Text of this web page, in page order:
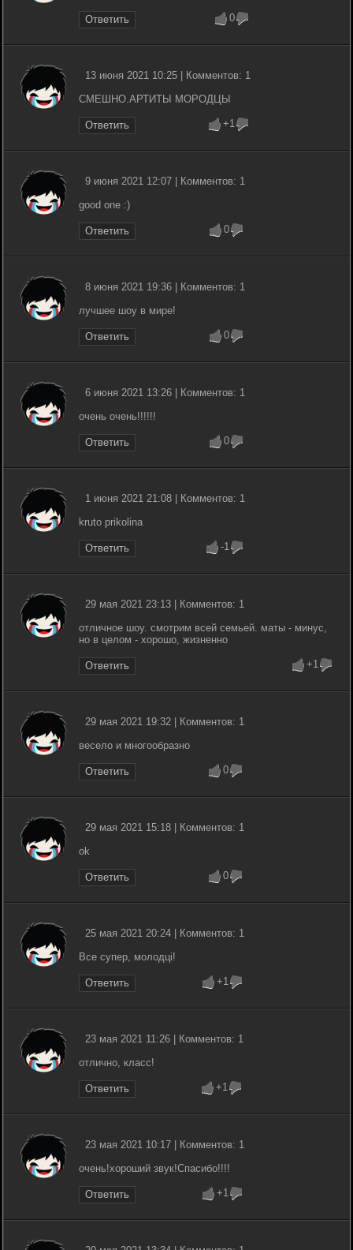
Ответить 0
13 июня 2021 10:25 | Комментов: 1
СМЕШНО.АРТИТЫ МОРОДЦЫ
Ответить +1
9 июня 2021 12:07 | Комментов: 1
good one :)
Ответить 0
8 июня 2021 19:36 | Комментов: 1
лучшее шоу в мире!
Ответить 0
6 июня 2021 13:26 | Комментов: 1
очень очень!!!!!!
Ответить 0
1 июня 2021 21:08 | Комментов: 1
kruto prikolina
Ответить -1
29 мая 2021 23:13 | Комментов: 1
отличное шоу. смотрим всей семьей. маты - минус,
но в целом - хорошо, жизненно
Ответить +1
29 мая 2021 19:32 | Комментов: 1
весело и многообразно
Ответить 0
29 мая 2021 15:18 | Комментов: 1
ok
Ответить 0
25 мая 2021 20:24 | Комментов: 1
Все супер, молодці!
Ответить +1
23 мая 2021 11:26 | Комментов: 1
отлично, класс!
Ответить +1
23 мая 2021 10:17 | Комментов: 1
очень!хороший звук!Спасибо!!!!
Ответить +1